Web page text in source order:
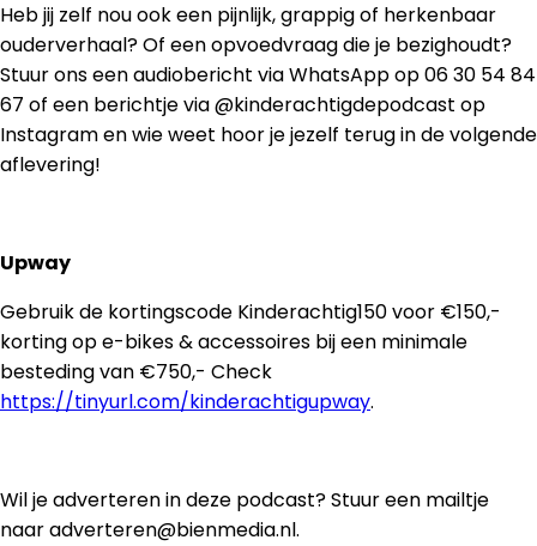
Heb jij zelf nou ook een pijnlijk, grappig of herkenbaar
ouderverhaal? Of een opvoedvraag die je bezighoudt?
Stuur ons een audiobericht via WhatsApp op 06 30 54 84
67 of een berichtje via @kinderachtigdepodcast op
Instagram en wie weet hoor je jezelf terug in de volgende
aflevering!
Upway
Gebruik de kortingscode Kinderachtig150 voor €150,-
korting op e-bikes & accessoires bij een minimale
besteding van €750,- Check
https://tinyurl.com/kinderachtigupway.
Wil je adverteren in deze podcast? Stuur een mailtje
naar adverteren@bienmedia.nl.